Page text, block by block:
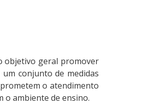
objetivo geral promover
conjunto de medidas
o atendimento
o ambiente de ensino.